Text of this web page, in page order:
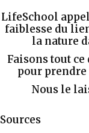
LifeSchool
faiblesse du
la nature
Faisons tout
pour
Nous le
Sources